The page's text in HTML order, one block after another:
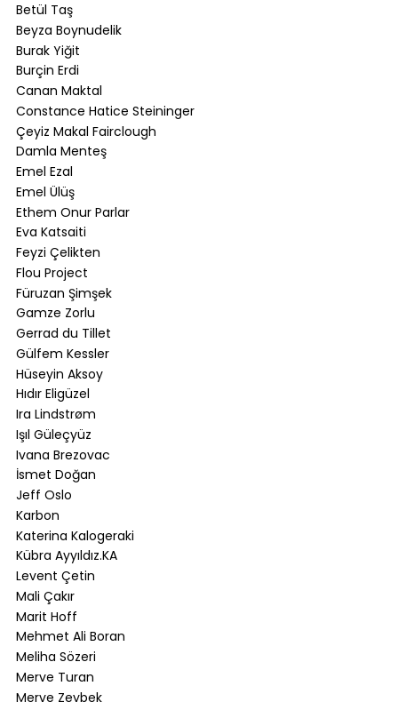
Betül Taş
Beyza Boynudelik
Burak Yiğit
Burçin Erdi
Canan Maktal
Constance Hatice Steininger
Çeyiz Makal Fairclough
Damla Menteş
Emel Ezal
Emel Ülüş
Ethem Onur Parlar
Eva Katsaiti
Feyzi Çelikten
Flou Project
Füruzan Şimşek
Gamze Zorlu
Gerrad du Tillet
Gülfem Kessler
Hüseyin Aksoy
Hıdır Eligüzel
Ira Lindstrøm
Işıl Güleçyüz
Ivana Brezovac
İsmet Doğan
Jeff Oslo
Karbon
Katerina Kalogeraki
Kübra Ayyıldız.KA
Levent Çetin
Mali Çakır
Marit Hoff
Mehmet Ali Boran
Meliha Sözeri
Merve Turan
Merve Zeybek